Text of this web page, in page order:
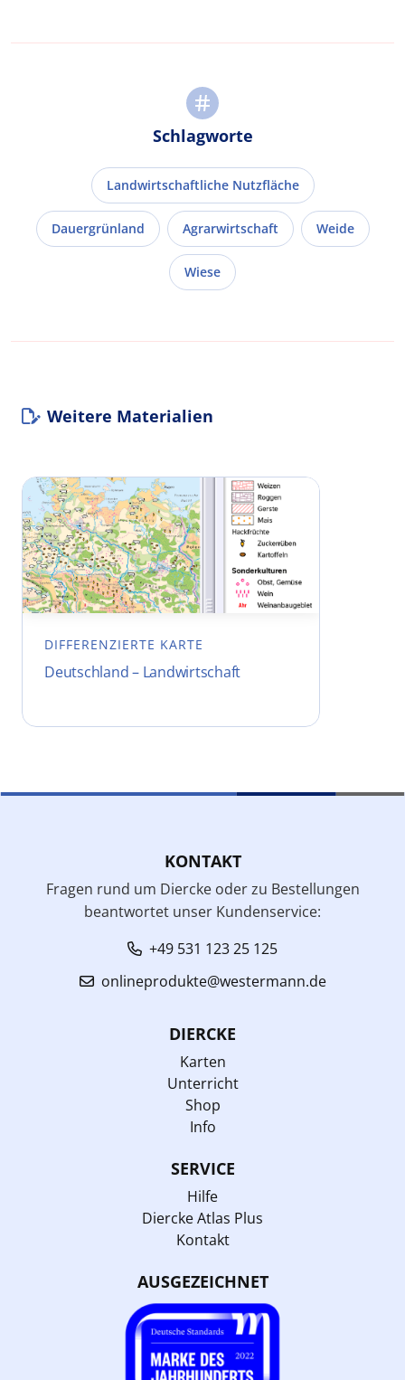
Schlagworte
Landwirtschaftliche Nutzfläche
Dauergrünland Agrarwirtschaft Weide
Wiese
Weitere Materialien
DIFFERENZIERTE KARTE
Deutschland – Landwirtschaft
KONTAKT
Fragen rund um Diercke oder zu Bestellungen
beantwortet unser Kundenservice:
+49 531 123 25 125
onlineprodukte@westermann.de
DIERCKE
Karten
Unterricht
Shop
Info
SERVICE
Hilfe
Diercke Atlas Plus
Kontakt
AUSGEZEICHNET